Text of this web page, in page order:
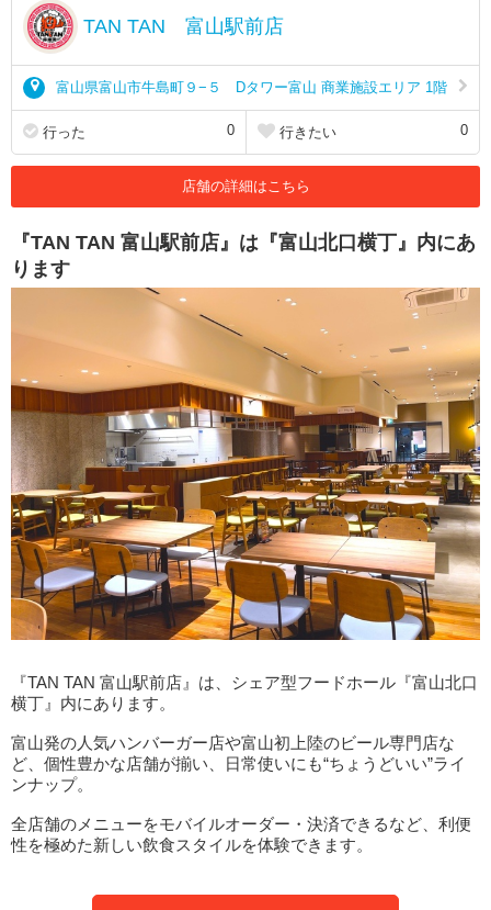
TAN TAN 富山駅前店
富山県富山市牛島町９−５ Dタワー富山 商業施設エリア 1階
行った 0 行きたい 0
店舗の詳細はこちら
『TAN TAN 富山駅前店』は『富山北口横丁』内にあ
ります
『TAN TAN 富山駅前店』は、シェア型フードホール『富山北口
横丁』内にあります。
富山発の人気ハンバーガー店や富山初上陸のビール専門店な
ど、個性豊かな店舗が揃い、日常使いにも“ちょうどいい”ライ
ンナップ。
全店舗のメニューをモバイルオーダー・決済できるなど、利便
性を極めた新しい飲食スタイルを体験できます。